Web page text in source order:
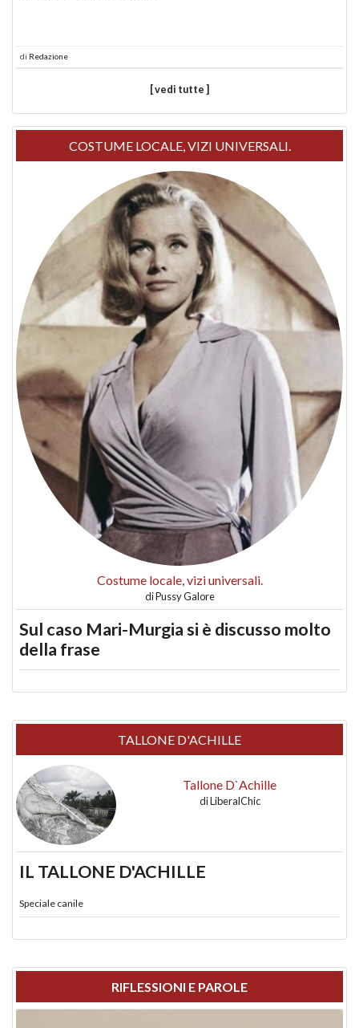
di Redazione
[ vedi tutte ]
COSTUME LOCALE, VIZI UNIVERSALI.
Costume locale, vizi universali.
diPussy Galore
Sul caso Mari-Murgia si è discusso molto
della frase
TALLONE D'ACHILLE
Tallone D`Achille
diLiberalChic
IL TALLONE D'ACHILLE
Speciale canile
RIFLESSIONI E PAROLE